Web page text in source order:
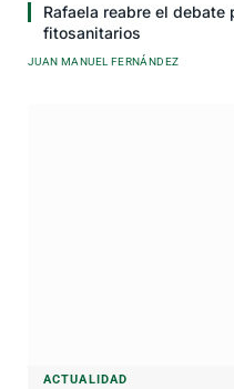
Rafaela reabre el
fitosanitarios
JUAN MANUEL FERNÁNDEZ
ACTUALIDAD